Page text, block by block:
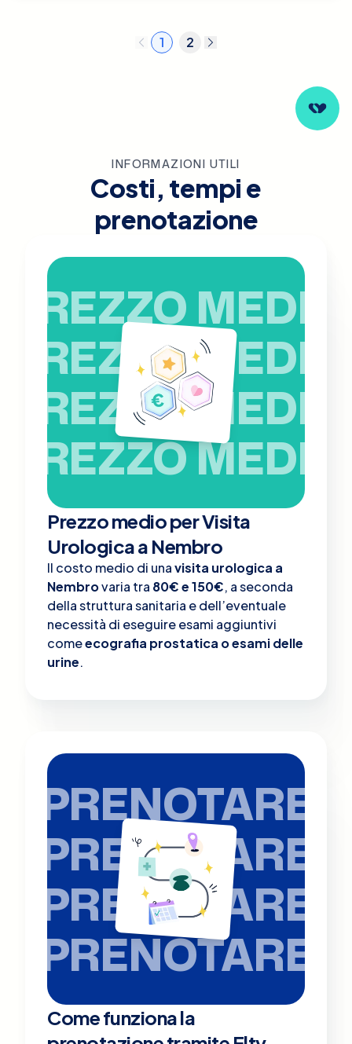
1 2
INFORMAZIONI UTILI
Costi, tempi e
prenotazione
PREZZO MEDIO
PREZZO MEDIO
PREZZO MEDIO
PREZZO MEDIO
Prezzo medio per Visita
Urologica a Nembro
Il costo medio di unavisita urologica a
Nembrovaria tra 80€ e 150€, a seconda
della struttura sanitaria e dell’eventuale
necessità di eseguire esami aggiuntivi
comeecografia prostatica o esami delle
urine.
PRENOTARE
PRENOTARE
PRENOTARE
PRENOTARE
Come funziona la